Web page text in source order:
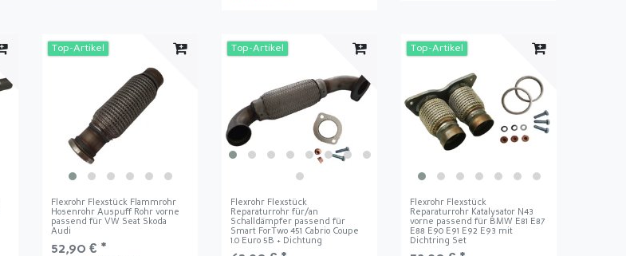
Top-Artikel
Flexrohr Flexstück Flammrohr
Hosenrohr Auspuff Rohr vorne
passend für VW Seat Skoda
Audi
52,90 € *
Top-Artikel
Flexrohr Flexstück
Reparaturrohr für/an
Schalldämpfer passend für
Smart ForTwo 451 Cabrio Coupe
1.0 Euro 5B + Dichtung
Top-Artikel
Flexrohr Flexstück
Reparaturrohr Katalysator N43
vorne passend für BMW E81 E87
E88 E90 E91 E92 E93 mit
Dichtring Set